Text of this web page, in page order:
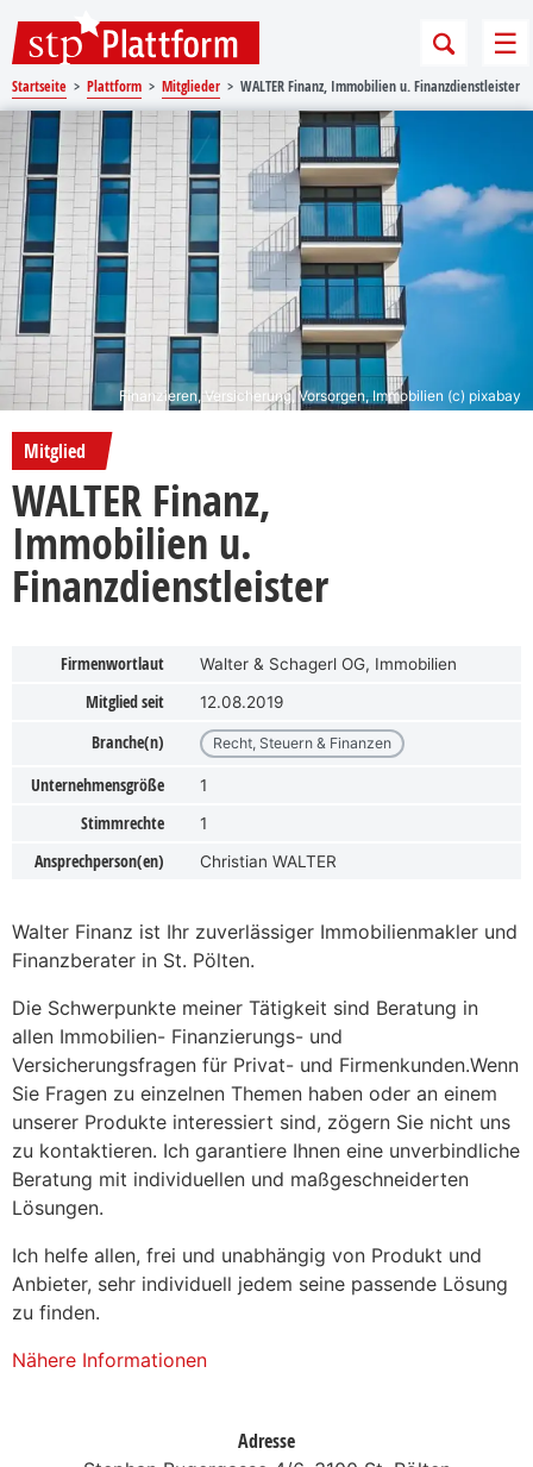
Startseite Plattform Mitglieder WALTER Finanz, Immobilien u. Finanzdienstleister
Finanzieren, Versicherung, Vorsorgen, Immobilien (c) pixabay
Mitglied
WALTER Finanz,
Immobilien u.
Finanzdienstleister
Firmenwortlaut Walter & Schagerl OG, Immobilien
Mitglied seit 12.08.2019
Branche(n) Recht, Steuern & Finanzen
Unternehmensgröße 1
Stimmrechte 1
Ansprechperson(en) Christian WALTER
Walter Finanz ist Ihr zuverlässiger Immobilienmakler und
Finanzberater in St. Pölten.
Die Schwerpunkte meiner Tätigkeit sind Beratung in
allen Immobilien- Finanzierungs- und
Versicherungsfragen für Privat- und Firmenkunden.Wenn
Sie Fragen zu einzelnen Themen haben oder an einem
unserer Produkte interessiert sind, zögern Sie nicht uns
zu kontaktieren. Ich garantiere Ihnen eine unverbindliche
Beratung mit individuellen und maßgeschneiderten
Lösungen.
Ich helfe allen, frei und unabhängig von Produkt und
Anbieter, sehr individuell jedem seine passende Lösung
zu finden.
Nähere Informationen
Adresse